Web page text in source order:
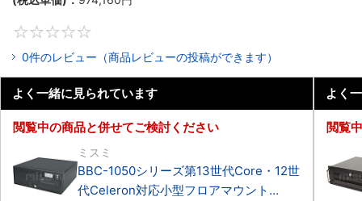
0件のレビュー（商品レビューの投稿ができます）
よく一緒に見られています
閲覧中の商品と併せてご検討ください
ミスミ
BBC-1050シリーズ第13世代Core・12世
代Celeron対応小型フロアマウント
よく
閲覧